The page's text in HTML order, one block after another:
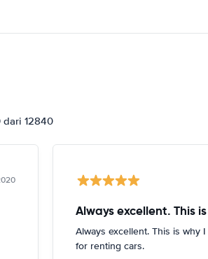
dari 12840
Always excellent. This
Always excellent. This is why
for renting cars.